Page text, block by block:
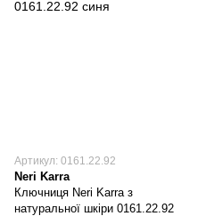
Артикул: 0161.22.92
Neri Karra
Ключниця Neri Karra з
натуральної шкіри 0161.22.92